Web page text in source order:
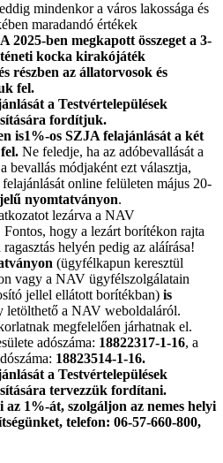
mindenkor a város lakossága és
maradandó értékek
A 2025-ben megkapott összeget a 3-
kocka kirakójáték
részben az állatorvosok és
fel.
a Testvértelepülések
fordítjuk.
is1%-os SZJA felajánlását a két
Ne feledje, ha az adóbevallását a
bevallás módjaként ezt választja,
online felületen május 20-
nyomtatványon.
lezárva a NAV
hogy a lezárt borítékon rajta
helyén pedig az aláírása!
(ügyfélkapun keresztül
vagy a NAV ügyfélszolgálatain
jellel ellátott borítékban) is
letölthető a NAV weboldaláról.
megfelelően járhatnak el.
adószáma: 18822317-1-16, a
18823514-1-16.
a Testvértelepülések
tervezzük fordítani.
1%-át, szolgáljon az nemes helyi
telefon: 06-57-660-800,